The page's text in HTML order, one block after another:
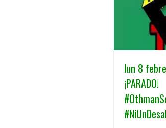
lun 8
¡PARADO!